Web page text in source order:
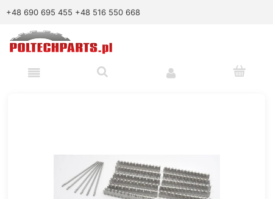
+48 690 695 455 +48 516 550 668